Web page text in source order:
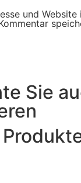
und
Sie